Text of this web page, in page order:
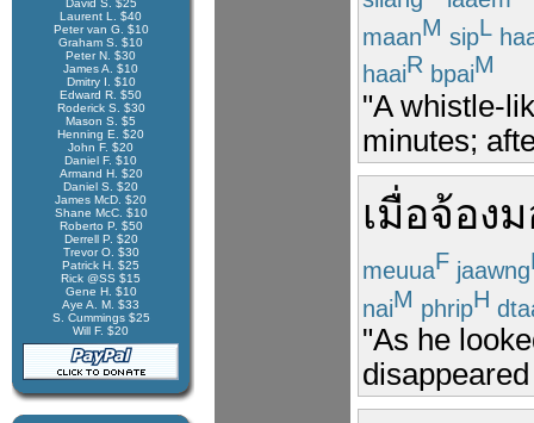
David S. $25
Laurent L. $40
Peter van G. $10
Graham S. $10
Peter N. $30
James A. $10
Dmitry I. $10
Edward R. $50
Roderick S. $30
Mason S. $5
Henning E. $20
John F. $20
Daniel F. $10
Armand H. $20
Daniel S. $20
James McD. $20
Shane McC. $10
Roberto P. $50
Derrell P. $20
Trevor O. $30
Patrick H. $25
Rick @SS $15
Gene H. $10
Aye A. M. $33
S. Cummings $25
Will F. $20
maanM sipL
haaiR bpaiM
"A whistle-
minutes;
เมื่อจ้อง
meuuaF jaawng
naiM phripH
"As he